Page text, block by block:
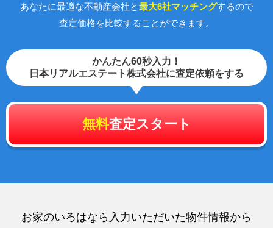
あなたに最適な不動産会社と最大6社マッチングするので
査定価格を比較することができます。
かんたん60秒入力！
日本リアルエステート株式会社に査定依頼をする
無料査定スタート
お家のいろはなら入力いただいた物件情報から